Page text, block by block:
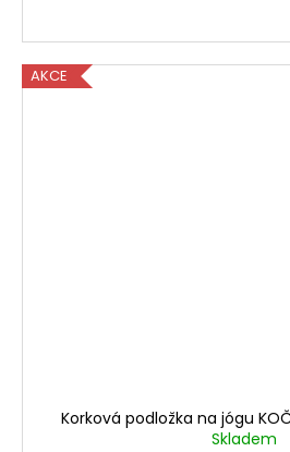
AKCE
Korková podložka na jógu
Skladem